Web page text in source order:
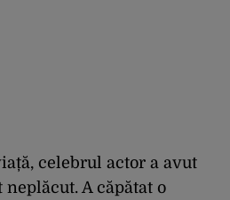
celebrul actor a avut
A căpătat o